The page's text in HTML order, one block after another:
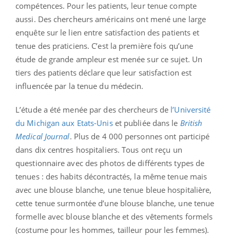
compétences. Pour les patients, leur tenue compte
aussi. Des chercheurs américains ont mené une large
enquête sur le lien entre satisfaction des patients et
tenue des praticiens. C’est la première fois qu’une
étude de grande ampleur est menée sur ce sujet. Un
tiers des patients déclare que leur satisfaction est
influencée par la tenue du médecin.
L’étude a été menée par des chercheurs de l’Université
du Michigan aux Etats-Uniset publiée dans le British
Medical Journal. Plus de 4 000 personnes ont participé
dans dix centres hospitaliers. Tous ont reçu un
questionnaire avec des photos de différents types de
tenues : des habits décontractés, la même tenue mais
avec une blouse blanche, une tenue bleue hospitalière,
cette tenue surmontée d’une blouse blanche, une tenue
formelle avec blouse blanche et des vêtements formels
(costume pour les hommes, tailleur pour les femmes).